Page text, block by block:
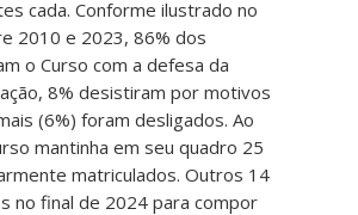
cada. Conforme ilustrado no
2010 e 2023, 86% dos
o Curso com a defesa da
8% desistiram por motivos
(6%) foram desligados. Ao
mantinha em seu quadro 25
matriculados. Outros 14
no final de 2024 para compor